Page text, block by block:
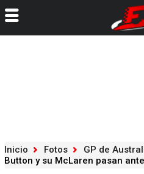
Inicio Fotos
GP de
Button y su McLaren pasan